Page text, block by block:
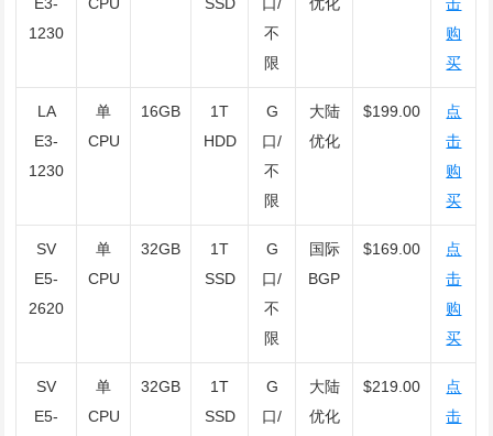
1230
不
限
购
买
LA
E3-
1230
单
CPU
16GB
1T
HDD
G
口/
不
限
大陆
优化
$199.00
点
击
购
买
SV
E5-
2620
单
CPU
32GB
1T
SSD
G
口/
不
限
国际
BGP
$169.00
点
击
购
买
SV
E5-
单
CPU
32GB
1T
SSD
G
口/
大陆
优化
$219.00
点
击